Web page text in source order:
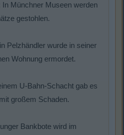
Münchner Museen werden
gestohlen.
Pelzhändler wurde in seiner
Wohnung ermordet.
U-Bahn-Schacht gab es
großem Schaden.
Bankbote wird im